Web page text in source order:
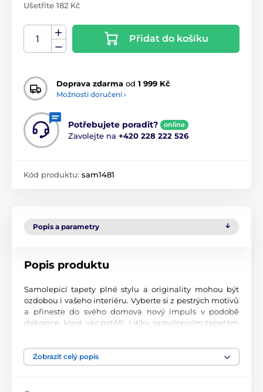
Ušetříte 182 Kč
Přidat do košíku
Doprava zdarma od 1 999 Kč
Možnosti doručení ›
Potřebujete poradit? online
Zavolejte na +420 228 222 526
Kód produktu: sam1481
Popis a parametry
Popis produktu
Samolepicí tapety plné stylu a originality mohou být
ozdobou i vašeho interiéru. Vyberte si z pestrých motivů
a přineste do svého domova nový impuls v podobě
dekorace, která vás potěší. I díky samolepicím tapetám
Perfektní tiskové zpracování
Zobrazit celý popis